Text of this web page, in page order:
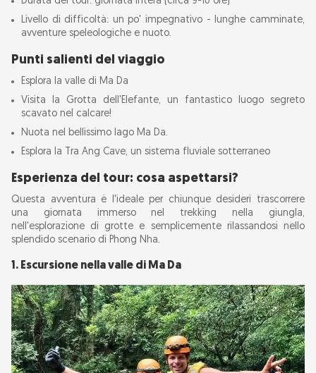
Livello di difficoltà: un po' impegnativo - lunghe camminate,
avventure speleologiche e nuoto.
Punti salienti del viaggio
Esplora la valle di Ma Da
Visita la Grotta dell'Elefante, un fantastico luogo segreto
scavato nel calcare!
Nuota nel bellissimo lago Ma Da.
Esplora la Tra Ang Cave, un sistema fluviale sotterraneo
Esperienza del tour: cosa aspettarsi?
Questa avventura è l'ideale per chiunque desideri trascorrere
una giornata immerso nel trekking nella giungla,
nell'esplorazione di grotte e semplicemente rilassandosi nello
splendido scenario di Phong Nha.
1. Escursione nella valle di Ma Da